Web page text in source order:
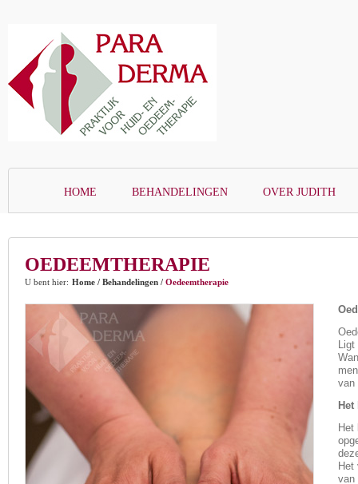
HOME BEHANDELINGEN OVER JUDITH
OEDEEMTHERAPIE
U bent hier: Home / Behandelingen / Oedeemtherapie
van
Het
Het
van